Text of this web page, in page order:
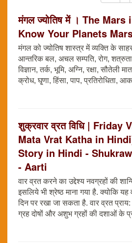
मंगल ज्योतिष में । The
Know Your Planets
मंगल को ज्योतिष शास्त्र में व्यक्ति के
आन्तरिक बल, अचल सम्पति, रोग,
विज्ञान, तर्क, भूमि, अग्नि, रक्षा, सौतेली
क्रोध, घृ्णा, हिंसा, पाप, प्रतिरोधिता,
शुक्रवार व्रत विधि | Friday
Mata Vrat Katha in
Story in Hindi -
- Aarti
वार व्रत करने का उद्देश्य नवग्रहों की
इसलिये भी श्रेष्ठ माना गया है. क्योकि
दिन पर रखा जा सकता है. वार व्रत
ग्रह दोषों और अशुभ ग्रहों की दशाओं के